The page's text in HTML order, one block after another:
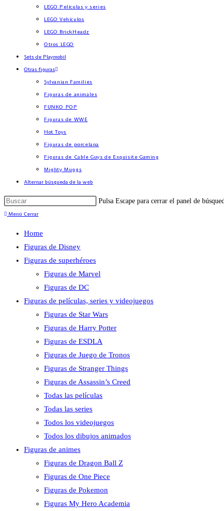
LEGO Películas y series
LEGO Vehículos
LEGO BrickHeadz
Otros LEGO
Sets de Playmobil
Otras figuras
Sylvanian Families
Figuras de animales
FUNKO POP
Figuras de WWE
Hot Toys
Figuras de porcelana
Figuras de Cable Guys de Exquisite Gaming
Mighty Muggs
Alternar búsqueda de la web
Pulsa Escape para cerrar el panel de
Menú Cerrar
Home
Figuras de Disney
Figuras de superhéroes
Figuras de Marvel
Figuras de DC
Figuras de películas, series y videojuegos
Figuras de Star Wars
Figuras de Harry Potter
Figuras de ESDLA
Figuras de Juego de Tronos
Figuras de Stranger Things
Figuras de Assassin’s Creed
Todas las películas
Todas las series
Todos los videojuegos
Todos los dibujos animados
Figuras de animes
Figuras de Dragon Ball Z
Figuras de One Piece
Figuras de Pokemon
Figuras My Hero Academia